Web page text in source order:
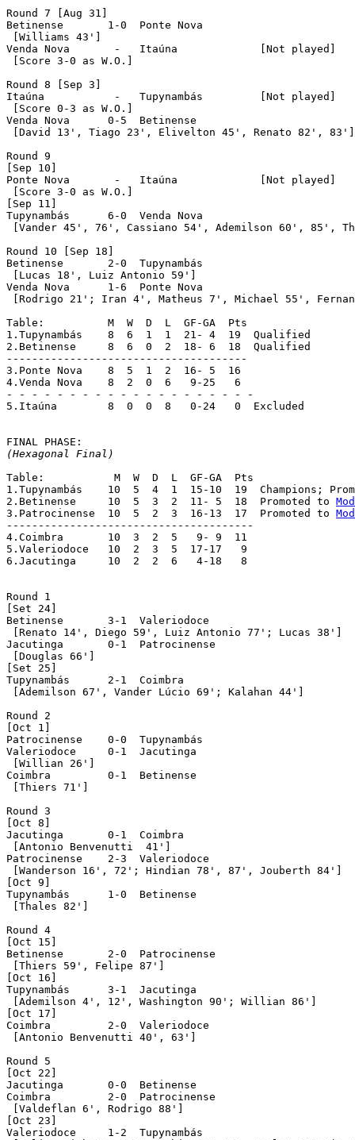
Round 7 [Aug 31]
Betinense	1-0  Ponte Nova
[Williams 43']
Venda Nova	 -   Itaúna		[Not played]
[Score 3-0 as W.O.]
Round 8 [Sep 3]
Itaúna		 -   Tupynambás		[Not played]
[Score 0-3 as W.O.]
Venda Nova	0-5  Betinense
[David 13', Tiago 23', Elivelton 45', Renato 82', 83']
Round 9
[Sep 10]
Ponte Nova	 -   Itaúna		[Not played]
[Score 3-0 as W.O.]
[Sep 11]
Tupynambás	6-0  Venda Nova
[Vander 45', 76', Cassiano 54', Ademilson 60', 85',
Round 10 [Sep 18]
Betinense	2-0  Tupynambás
[Lucas 18', Luiz Antonio 59']
Venda Nova	1-6  Ponte Nova
[Rodrigo 21'; Iran 4', Matheus 7', Michael 55',
Table:		M  W  D  L  GF-GA  Pts
1.Tupynambás	8  6  1  1  21- 4  19  Qualified
2.Betinense	8  6  0  2  18- 6  18  Qualified
--------------------------------------
3.Ponte Nova	8  5  1  2  16- 5  16
4.Venda Nova	8  2  0  6   9-25   6
- - - - - - - - - - - - - - - - - - - -
5.Itaúna	8  0  0  8   0-24   0  Excluded
(Hexagonal Final)
Table:		 M  W  D  L  GF-GA  Pts
1.Tupynambás	10  5  4  1  15-10  19  Champions;
2.Betinense	10  5  3  2  11- 5  18  Promoted to
3.Patrocinense	10  5  2  3  16-13  17  Promoted to
---------------------------------------
4.Coimbra	10  3  2  5   9- 9  11
5.Valeriodoce   10  2  3  5  17-17   9
6.Jacutinga	10  2  2  6   4-18   8
Round 1
[Set 24]
Betinense	3-1  Valeriodoce
[Renato 14', Diego 59', Luiz Antonio 77'; Lucas 38']
Jacutinga	0-1  Patrocinense
[Douglas 66']
[Set 25]
Tupynambás	2-1  Coimbra
[Ademilson 67', Vander Lúcio 69'; Kalahan 44']
Round 2
[Oct 1]
Patrocinense	0-0  Tupynambás
Valeriodoce	0-1  Jacutinga
[Willian 26']
Coimbra	 	0-1  Betinense
[Thiers 71']
Round 3
[Oct 8]
Jacutinga	0-1  Coimbra
[Antonio Benvenutti  41']
Patrocinense	2-3  Valeriodoce
[Wanderson 16', 72'; Hindian 78', 87', Jouberth 84']
[Oct 9]
Tupynambás	1-0  Betinense
[Thales 82']
Round 4
[Oct 15]
Betinense	2-0  Patrocinense
[Thiers 59', Felipe 87']
[Oct 16]
Tupynambás	3-1  Jacutinga
[Ademilson 4', 12', Washington 90'; Willian 86']
[Oct 17]
Coimbra	 	2-0  Valeriodoce
[Antonio Benvenutti 40', 63']
Round 5
[Oct 22]
Jacutinga	0-0  Betinense
Coimbra	 	2-0  Patrocinense
[Valdeflan 6', Rodrigo 88']
[Oct 23]
Valeriodoce	1-2  Tupynambás